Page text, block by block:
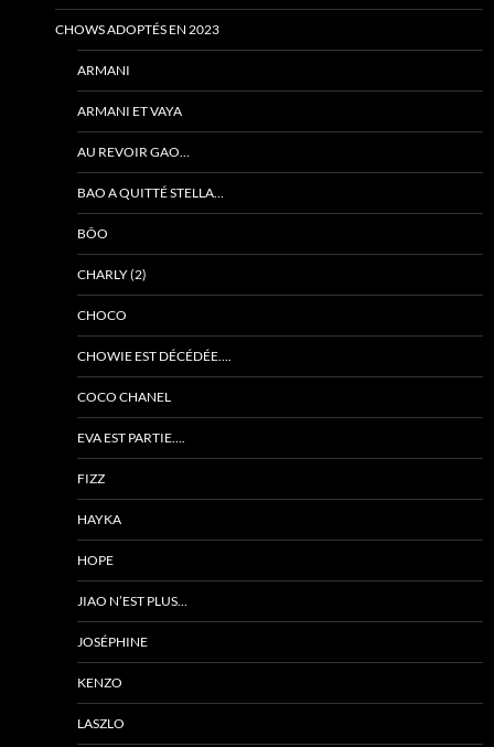
CHOWS ADOPTÉS EN 2023
ARMANI
ARMANI ET VAYA
AU REVOIR GAO…
BAO A QUITTÉ STELLA…
BÔO
CHARLY (2)
CHOCO
CHOWIE EST DÉCÉDÉE….
COCO CHANEL
EVA EST PARTIE….
FIZZ
HAYKA
HOPE
JIAO N’EST PLUS…
JOSÉPHINE
KENZO
LASZLO